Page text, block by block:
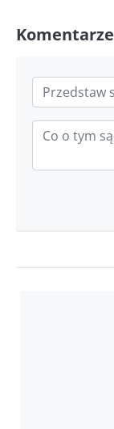
Komentarze